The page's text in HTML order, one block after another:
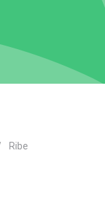
Ribe